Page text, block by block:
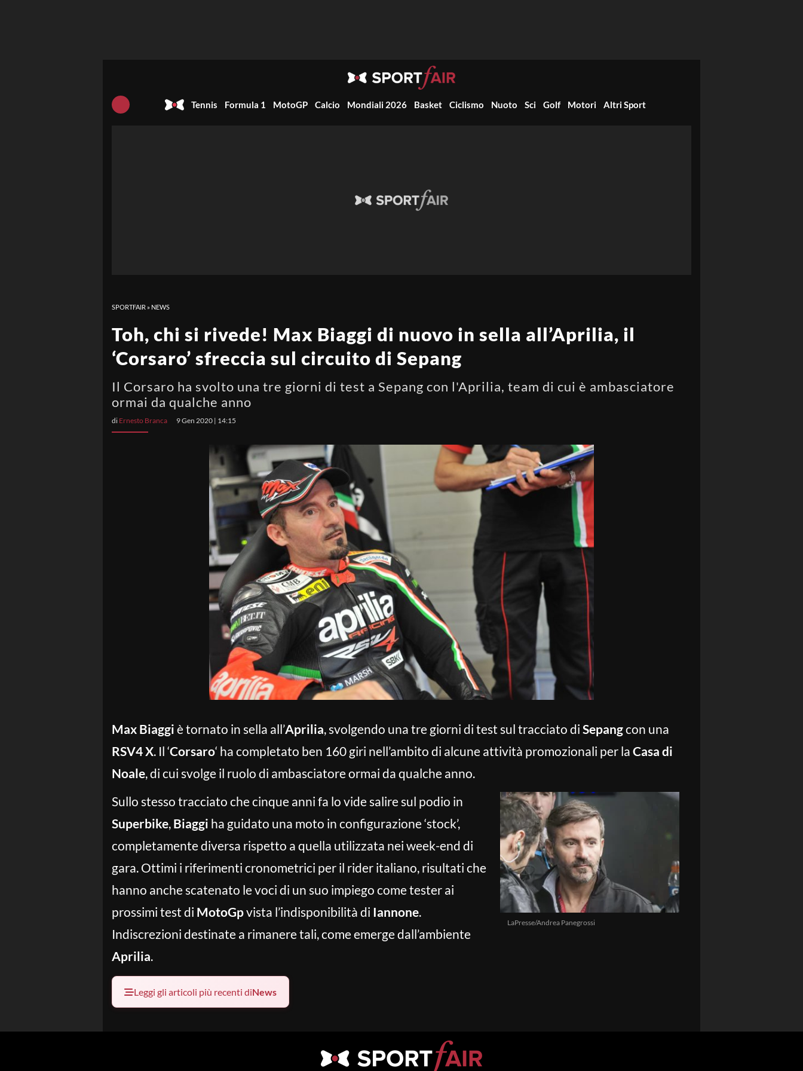
Tennis Formula 1 MotoGP Calcio Mondiali 2026 Basket Ciclismo Nuoto Sci Golf Motori Altri Sport
SPORTFAIR » NEWS
Toh, chi si rivede! Max Biaggi di nuovo in sella all’Aprilia, il
‘Corsaro’ sfreccia sul circuito di Sepang
Il Corsaro ha svolto una tre giorni di test a Sepang con l'Aprilia, team di cui è ambasciatore
ormai da qualche anno
di Ernesto Branca 9 Gen 2020 | 14:15
Max Biaggi è tornato in sella all’Aprilia, svolgendo una tre giorni di test sul tracciato di Sepangcon una
RSV4 X. Il ‘Corsaro‘ ha completato ben 160 giri nell’ambito di alcune attività promozionali per la Casa di
Noale, di cui svolge il ruolo di ambasciatore ormai da qualche anno.
LaPresse/Andrea Panegrossi
Sullo stesso tracciato che cinque anni fa lo vide salire sul podio in
Superbike, Biaggi ha guidato una moto in configurazione ‘stock’,
completamente diversa rispetto a quella utilizzata nei week-end di
gara. Ottimi i riferimenti cronometrici per il rider italiano, risultati che
hanno anche scatenato le voci di un suo impiego come tester ai
prossimi test di MotoGpvista l’indisponibilità di Iannone.
Indiscrezioni destinate a rimanere tali, come emerge dall’ambiente
Aprilia.
Leggi gli articoli più recenti diNews